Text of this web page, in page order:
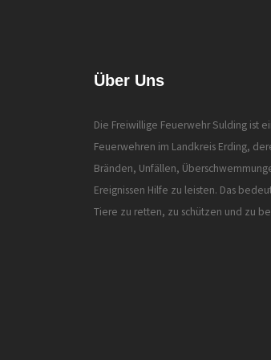
Über Uns
Die Freiwillige Feuerwehr Sulding ist
Feuerwehren im Landkreis Erding,
Bränden, Unfällen,
Ereignissen Hilfe zu leisten. Das
Tiere zu retten, zu schützen und zu